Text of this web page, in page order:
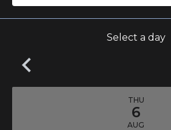
Select a day
keyboard_arrow_left
THU
6
AUG